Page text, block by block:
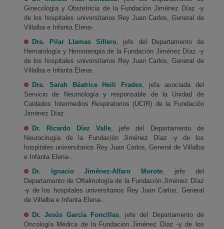
Ginecología y Obstetricia de la Fundación Jiménez Díaz -y
de los hospitales universitarios Rey Juan Carlos, General de
Villalba e Infanta Elena-.
Dra. Pilar Llamas Sillero, jefe del Departamento de
Hematología y Hemoterapia de la Fundación Jiménez Díaz -y
de los hospitales universitarios Rey Juan Carlos, General de
Villalba e Infanta Elena-.
Dra. Sarah Béatrice Heili Frades, jefa asociada del
Servicio de Neumología y responsable de la Unidad de
Cuidados Intermedios Respiratorios (UCIR) de la Fundación
Jiménez Díaz
Dr. Ricardo Díez Valle , jefe del Departamento de
Neurocirugía de la Fundación Jiménez Díaz -y de los
hospitales universitarios Rey Juan Carlos, General de Villalba
e Infanta Elena-.
Dr. Ignacio Jiménez-Alfaro Morote, jefe del
Departamento de Oftalmología de la Fundación Jiménez Díaz
-y de los hospitales universitarios Rey Juan Carlos, General
de Villalba e Infanta Elena-.
Dr. Jesús García Foncillas , jefe del Departamento de
Oncología Médica de la Fundación Jiménez Díaz -y de los